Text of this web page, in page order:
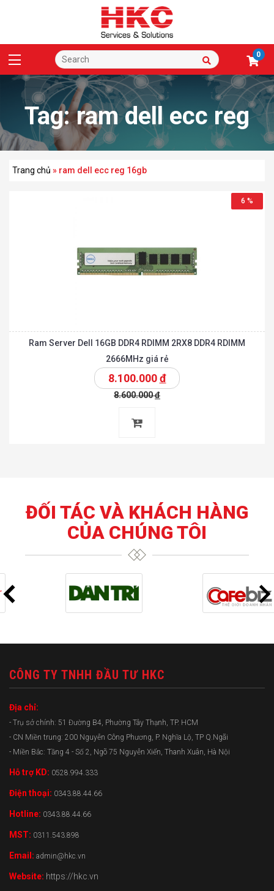
0
Tag:ram dell ecc reg
16gb
Trang chủ » ram dell ecc reg 16gb
6 %
Ram Server Dell 16GB DDR4 RDIMM 2RX8 DDR4 RDIMM
2666MHz giá rẻ
8.100.000đ
8.600.000đ
ĐỐI TÁC VÀ KHÁCH HÀNG
CỦA CHÚNG TÔI
CÔNG TY TNHH ĐẦU TƯ HKC
Địa chỉ:
- Trụ sở chính: 51 Đường B4, Phường Tây Thạnh, TP. HCM
- CN Miền trung: 200 Nguyễn Công Phương, P. Nghĩa Lộ, TP Q.Ngãi
- Miền Bắc: Tầng 4 - Số 2, Ngõ 75 Nguyễn Xiển, Thanh Xuân, Hà Nội
Hỗ trợ KD: 0528.994.333
Điện thoại: 0343.88.44.66
Hotline: 0343.88.44.66
MST: 0311.543.898
Email: admin@hkc.vn
Website: https://hkc.vn